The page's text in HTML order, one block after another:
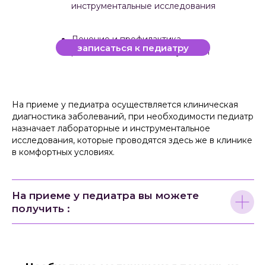
инструментальные исследования
Лечение и профилактика
различных заболеваний у детей
записаться к педиатру
На приеме у педиатра осуществляется клиническая
диагностика заболеваний, при необходимости педиатр
назначает лабораторные и инструментальное
исследования, которые проводятся здесь же в клинике
в комфортных условиях.
На приеме у педиатра вы можете
получить :